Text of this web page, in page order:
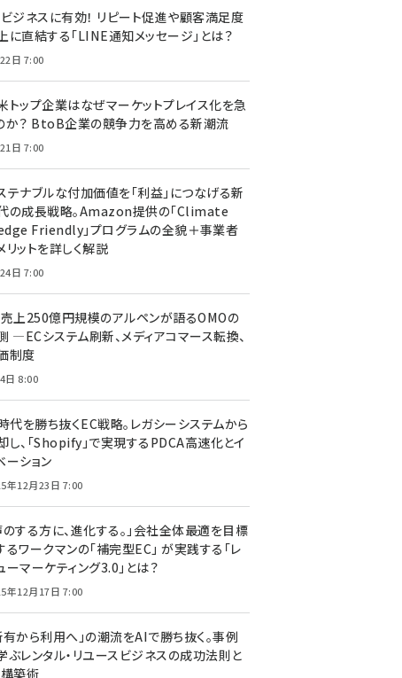
ジネスに有効！ リピート促進や顧客満足度
に直結する「LINE通知メッセージ」とは？
日 7:00
トップ企業はなぜマーケットプレイス化を急
か？ BtoB企業の競争力を高める新潮流
日 7:00
テナブルな付加価値を「利益」につなげる新
の成長戦略。Amazon提供の「Climate
Friendly」プログラムの全貌＋事業者
リットを詳しく解説
日 7:00
上250億円規模のアルペンが語るOMOの
―ECシステム刷新、メディアコマース転換、
制度
日 8:00
代を勝ち抜くEC戦略。レガシーシステムから
し、「Shopify」で実現するPDCA高速化とイ
ーション
年12月23日 7:00
のする方に、進化する。」会社全体最適を目標
るワークマンの「補完型EC」 が実践する「レ
ーマーケティング3.0」とは？
年12月17日 7:00
有から利用へ」の潮流をAIで勝ち抜く。事例
ぶレンタル・リユースビジネスの成功法則と
築術